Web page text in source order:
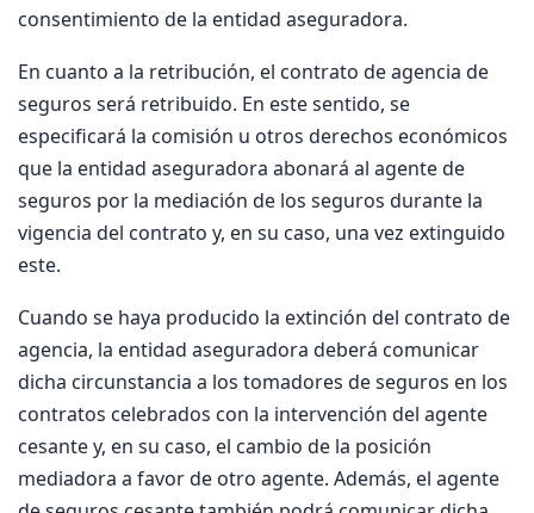
consentimiento de la entidad aseguradora.
En cuanto a la retribución, el contrato de agencia de
seguros será retribuido. En este sentido, se
especificará la comisión u otros derechos económicos
que la entidad aseguradora abonará al agente de
seguros por la mediación de los seguros durante la
vigencia del contrato y, en su caso, una vez extinguido
este.
Cuando se haya producido la extinción del contrato de
agencia, la entidad aseguradora deberá comunicar
dicha circunstancia a los tomadores de seguros en los
contratos celebrados con la intervención del agente
cesante y, en su caso, el cambio de la posición
mediadora a favor de otro agente. Además, el agente